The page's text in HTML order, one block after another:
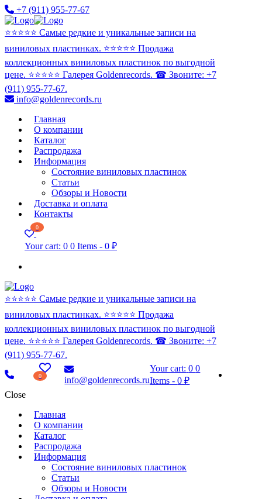
+7 (911) 955-77-67
⭐️⭐️⭐️⭐️⭐️ Самые редкие и уникальные записи на
виниловых пластинках. ⭐️⭐️⭐️⭐️⭐️ Продажа
коллекционных виниловых пластинок по выгодной
цене. ⭐️⭐️⭐️⭐️⭐️ Галерея Goldenrecords. ☎ Звоните: +7
(911) 955-77-67.
info@goldenrecords.ru
Главная
О компании
Каталог
Распродажа
Информация
Состояние виниловых пластинок
Статьи
Обзоры и Новости
Доставка и оплата
Контакты
0
Your cart: 0 0 Items - 0 ₽
⭐️⭐️⭐️⭐️⭐️ Самые редкие и уникальные записи на
виниловых пластинках. ⭐️⭐️⭐️⭐️⭐️ Продажа
коллекционных виниловых пластинок по выгодной
цене. ⭐️⭐️⭐️⭐️⭐️ Галерея Goldenrecords. ☎ Звоните: +7
(911) 955-77-67.
0 info@goldenrecords.ru
Your cart: 00
Items -0 ₽
Close
Главная
О компании
Каталог
Распродажа
Информация
Состояние виниловых пластинок
Статьи
Обзоры и Новости